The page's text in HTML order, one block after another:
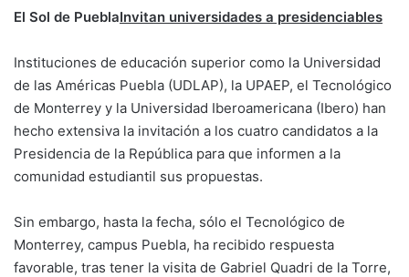
El Sol de PueblaInvitan universidades a presidenciables
Instituciones de educación superior como la Universidad
de las Américas Puebla (UDLAP), la UPAEP, el Tecnológico
de Monterrey y la Universidad Iberoamericana (Ibero) han
hecho extensiva la invitación a los cuatro candidatos a la
Presidencia de la República para que informen a la
comunidad estudiantil sus propuestas.
Sin embargo, hasta la fecha, sólo el Tecnológico de
Monterrey, campus Puebla, ha recibido respuesta
favorable, tras tener la visita de Gabriel Quadri de la Torre,